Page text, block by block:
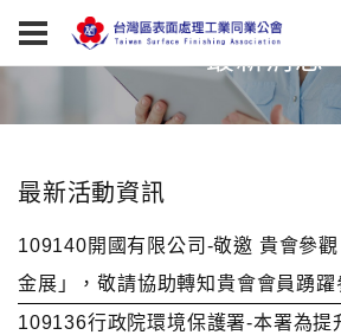
最新消息
最新活動資訊
109140開國有限公司-敬邀 貴會參
金展」，敬請協助轉知貴會會員踴躍
109136行政院環境保護署-本署為提